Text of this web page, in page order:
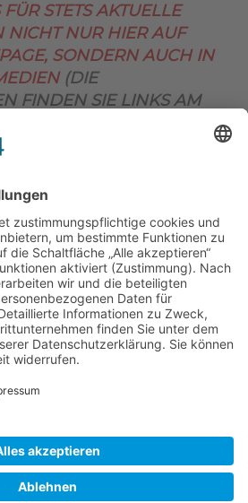
STETS AKTUELLE
NICHT NUR HIER AUF
SONDERN AUCH IN
(DIE
FINDEN SIE LINKS AM
SULZBACH-ROSENBERG
sulzbach-
Bienenzuchtverein